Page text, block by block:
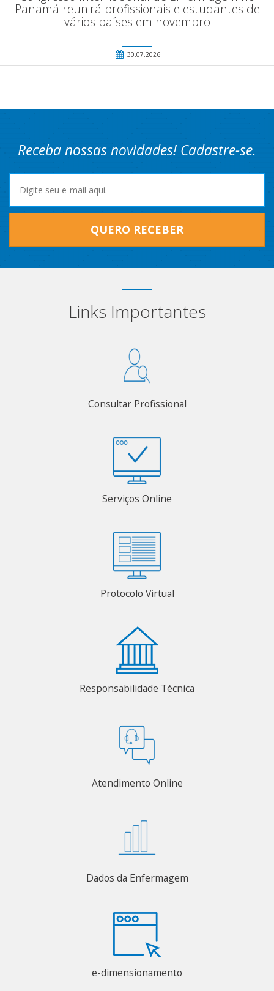
Panamá reunirá profissionais e estudantes de
vários países em novembro
30.07.2026
Receba nossas novidades! Cadastre-se.
QUERO RECEBER
Links Importantes
Consultar Profissional
Serviços Online
Protocolo Virtual
Responsabilidade Técnica
Atendimento Online
Dados da Enfermagem
e-dimensionamento